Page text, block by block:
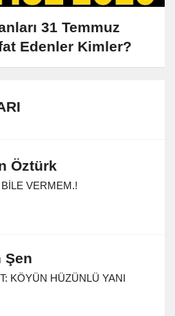
31 Temmuz
Edenler Kimler?
Öztürk
VERMEM.!
Şen
KÖYÜN HÜZÜNLÜ YANI